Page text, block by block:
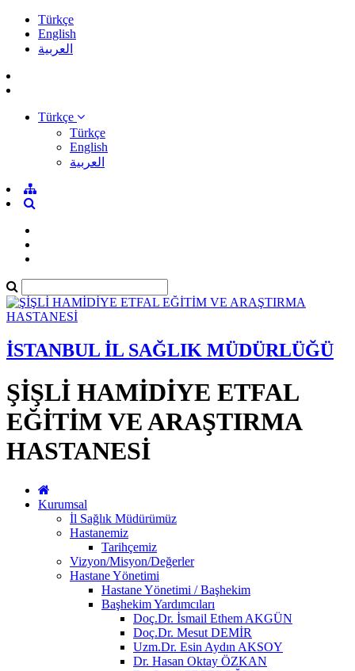
Türkçe
English
العربية
Türkçe
Türkçe
English
العربية
İSTANBUL İL SAĞLIK MÜDÜRLÜĞÜ
ŞİŞLİ HAMİDİYE ETFAL
EĞİTİM VE ARAŞTIRMA
HASTANESİ
Kurumsal
İl Sağlık Müdürümüz
Hastanemiz
Tarihçemiz
Vizyon/Misyon/Değerler
Hastane Yönetimi
Hastane Yönetimi / Başhekim
Başhekim Yardımcıları
Doç.Dr. İsmail Ethem AKGÜN
Doç.Dr. Mesut DEMİR
Uzm.Dr. Esin Aydın AKSOY
Dr. Hasan Oktay ÖZKAN